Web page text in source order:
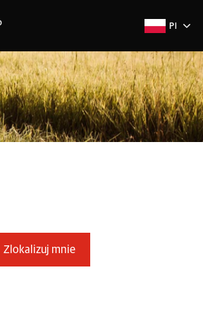
Pl
Zlokalizuj mnie